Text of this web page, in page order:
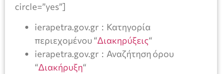
circle=”yes”]
ierapetra.gov.gr : Κατηγορία
περιεχομένου “Διακηρύξεις“
ierapetra.gov.gr : Αναζήτηση όρου
“Διακήρυξη“